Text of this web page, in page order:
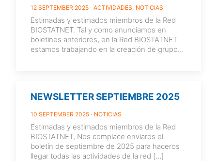
12 SEPTEMBER 2025 ACTIVIDADES NOTICIAS
Estimadas y estimados miembros de la Red
BIOSTATNET. Tal y como anunciamos en
boletines anteriores, en la Red BIOSTATNET
estamos trabajando en la creación de grupos
NEWSLETTER SEPTIEMBRE 2025
10 SEPTEMBER 2025 NOTICIAS
Estimadas y estimados miembros de la Red
BIOSTATNET, Nos complace enviaros el
boletín de septiembre de 2025 para haceros
llegar todas las actividades de la red […]